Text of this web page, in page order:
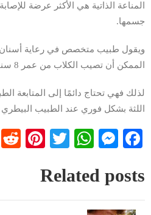
المناعة الذاتية هي الأكثر عرضة
جسمها.
ويقول طبيب متخصص في رعاية أسنان
الممكن أن تصيب الكلاب من عمر 8 سنوات.
لذلك فهي تحتاج دائمًا إلى المتابعة
اللثة بشكل فوري عند الطبيب
Facebook
Messenger
Twitter
Related posts